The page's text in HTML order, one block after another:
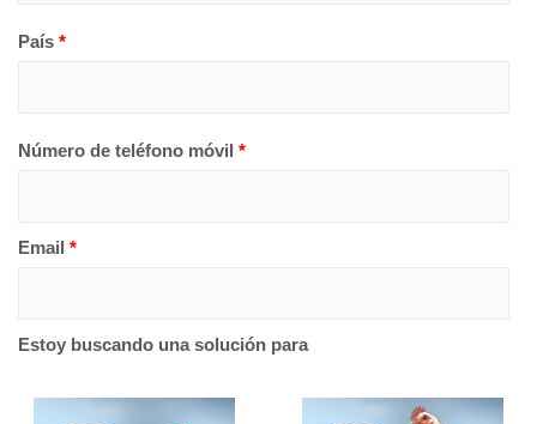
País *
Número de teléfono móvil *
Email *
Estoy buscando una solución para